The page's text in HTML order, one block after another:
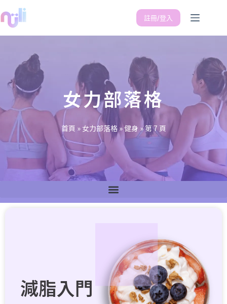
註冊/登入
女力部落格
首頁 » 女力部落格»健身 »第 7 頁
減脂入門